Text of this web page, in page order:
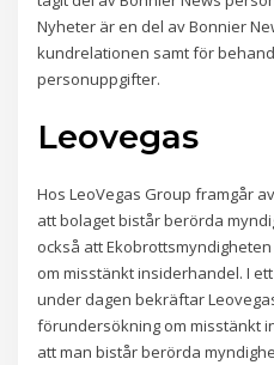
Nyheter är en del av Bonnier
kundrelationen samt för
personuppgifter.
Leovegas
Hos LeoVegas Group framgår
att bolaget bistår berörda
också att
om misstänkt insiderhandel. I
under dagen bekräftar
förundersökning om misstänkt
att man bistår berörda